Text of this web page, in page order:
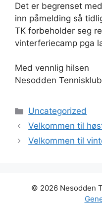
Det er begrenset
inn påmelding så
TK forbeholder seg
vinterferiecamp pga
Med vennlig hilsen
Nesodden
Kategorier
Uncategorized
Velkommen til
Velkommen til
© 2026 Nesodden